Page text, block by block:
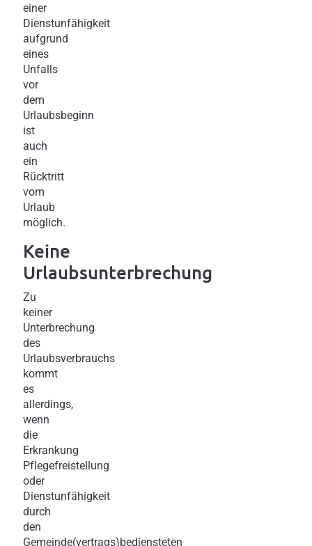
einer
Dienstunfähigkeit
aufgrund
eines
Unfalls
vor
dem
Urlaubsbeginn
ist
auch
ein
Rücktritt
vom
Urlaub
möglich.
Keine
Urlaubsunterbrechung
Zu
keiner
Unterbrechung
des
Urlaubsverbrauchs
kommt
es
allerdings,
wenn
die
Erkrankung
Pflegefreistellung
oder
Dienstunfähigkeit
durch
den
Gemeinde(vertrags)bediensteten